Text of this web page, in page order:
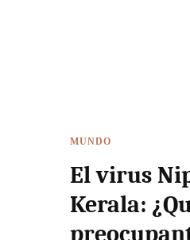
MUNDO
El virus
Kerala: